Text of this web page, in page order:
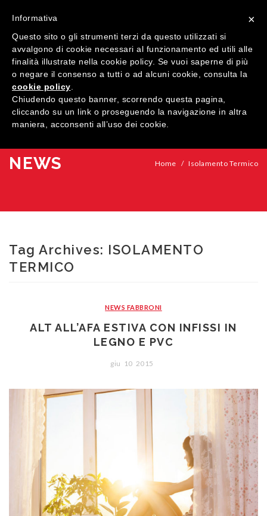
MENU
HOME
AZIENDA
Legno
Legno/Alluminio
Porte
Porte classiche
Studio Baciocchi
Portoni
Massello
Persiane in legno
Zanzariere
ARREDI SU MISURA
CONTATTI
NEWS Home / Isolamento Termico
Tag Archives: ISOLAMENTO
TERMICO
NEWS FABBRONI
ALT ALL’AFA ESTIVA CON INFISSI IN
LEGNO E PVC
giu 10 2015
×
Informativa
Questo sito o gli strumenti terzi da questo utilizzati si
avvalgono di cookie necessari al funzionamento ed utili alle
finalità illustrate nella cookie policy. Se vuoi saperne di più
o negare il consenso a tutti o ad alcuni cookie, consulta la
cookie policy
Chiudendo questo banner, scorrendo questa pagina,
cliccando su un link o proseguendo la navigazione in altra
maniera, acconsenti all’uso dei cookie.